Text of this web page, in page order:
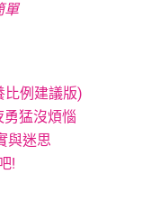
單
比例建議版)
勇猛沒煩惱
與迷思
!